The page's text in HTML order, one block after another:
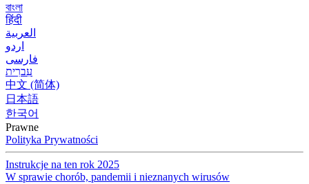
বাংলা
हिंदी
العربية
اردو
فارسی
עִברִית
中文 (简体)
日本語
한국어
Prawne
Polityka Prywatności
Instrukcje na ten rok 2025
W sprawie chorób, pandemii i nieznanych wirusów